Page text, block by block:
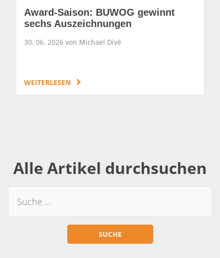
Award-Saison: BUWOG gewinnt
sechs Auszeichnungen
30. 06. 2026 von Michael Divé
WEITERLESEN
Alle Artikel durchsuchen